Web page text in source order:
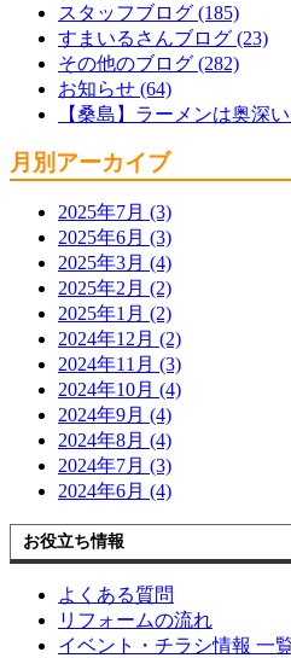
スタッフブログ (185)
すまいるさんブログ (23)
その他のブログ (282)
お知らせ (64)
【桑島】ラーメンは奥深
月別アーカイブ
2025年7月 (3)
2025年6月 (3)
2025年3月 (4)
2025年2月 (2)
2025年1月 (2)
2024年12月 (2)
2024年11月 (3)
2024年10月 (4)
2024年9月 (4)
2024年8月 (4)
2024年7月 (3)
2024年6月 (4)
お役立ち情報
よくある質問
リフォームの流れ
イベント・チラシ情報 一